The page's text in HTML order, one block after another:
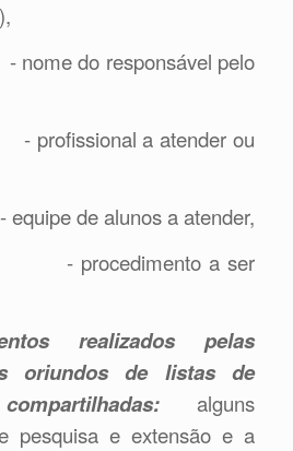
responsável pelo
a atender ou
alunos a atender,
a ser
realizados pelas
oriundos de listas de
alguns
pesquisa e extensão e a